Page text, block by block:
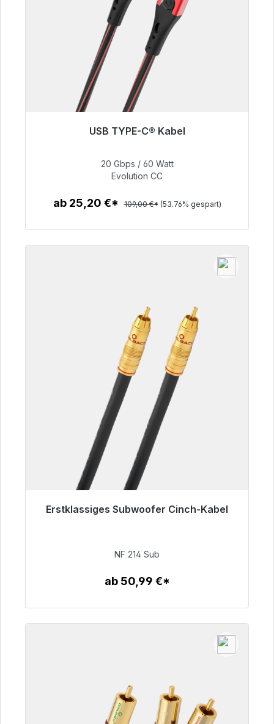
USB TYPE-C® Kabel
50,40 €
20 Gbps / 60 Watt
Evolution CC
ab 25,20 €* 109,00 €* (53.76% gespart)
Erstklassiges Subwoofer Cinch-Kabel
94,00 €
NF 214 Sub
ab 50,99 €*